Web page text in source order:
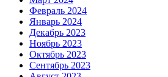
Февраль 2024
Январь 2024
Декабрь 2023
Ноябрь 2023
Октябрь 2023
Сентябрь 2023